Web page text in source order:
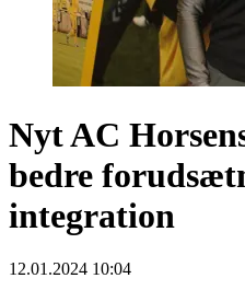
Nyt AC
bedre
integration
12.01.2024 10:04